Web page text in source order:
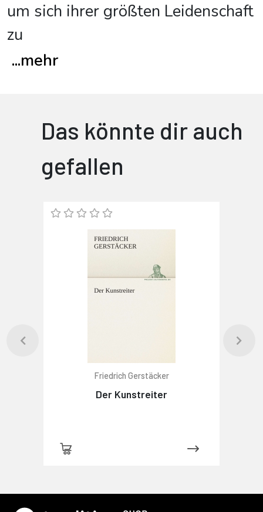
um sich ihrer größten Leidenschaft
zu
...mehr
Das könnte dir auch
gefallen
Friedrich Gerstäcker
Der Kunstreiter